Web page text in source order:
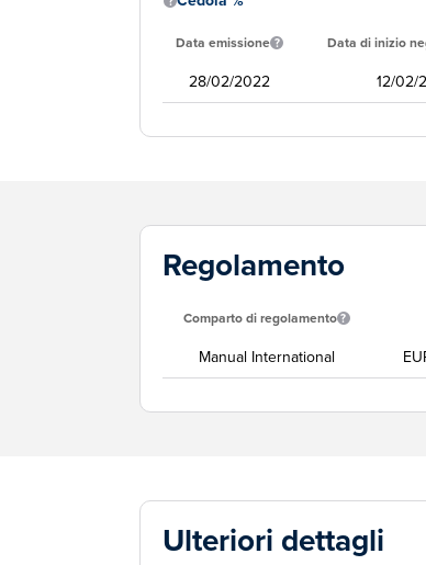
Data emissione Data di inizio
28/02/2022 12/02/
Regolamento
Comparto di regolamento
Manual International
Ulteriori dettagli